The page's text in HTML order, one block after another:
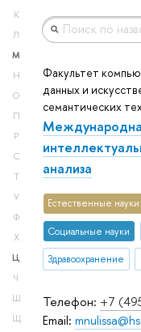
К
Л
М
Н
О
П
Р
С
Т
У
Ф
Х
Ц
Ч
Ш
Щ
Телефон: +7
Email:
Факультет
данных и
семантических
анализа
Естественные науки
Социальные науки
Здравоохранение